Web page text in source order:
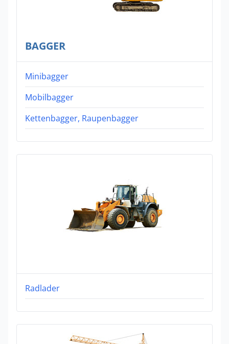
BAGGER
Minibagger
Mobilbagger
Kettenbagger, Raupenbagger
Radlader